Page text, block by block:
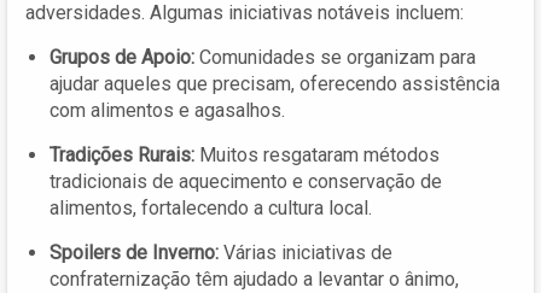
adversidades. Algumas iniciativas notáveis incluem:
Grupos de Apoio: Comunidades se organizam para
ajudar aqueles que precisam, oferecendo assistência
com alimentos e agasalhos.
Tradições Rurais: Muitos resgataram métodos
tradicionais de aquecimento e conservação de
alimentos, fortalecendo a cultura local.
Spoilers de Inverno: Várias iniciativas de
confraternização têm ajudado a levantar o ânimo,